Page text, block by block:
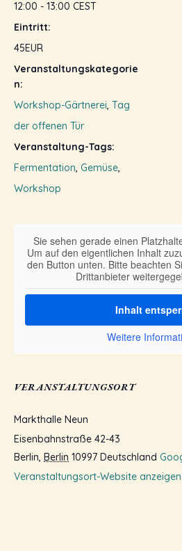
12:00 - 13:00 CEST
Eintritt:
45EUR
Veranstaltungskategorie
n:
Workshop-Gärtnerei, Tag
der offenen Tür
Veranstaltung-Tags:
Fermentation, Gemüse,
Workshop
VERANSTALTUNGSORT
Markthalle Neun
Eisenbahnstraße 42-43
Berlin, Berlin 10997 Deutschland
Veranstaltungsort-Website anzeigen
Sie sehen gerade einen
Um auf den eigentlichen Inhalt
den Button unten. Bitte beachten
Drittanbieter
Inhalt
Weitere